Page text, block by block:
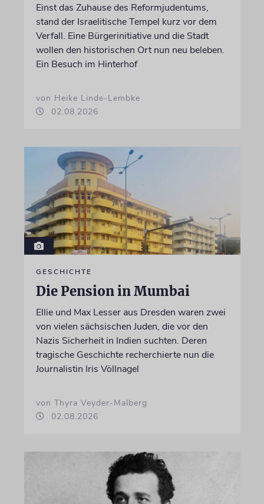
Einst das Zuhause des Reformjudentums,
stand der Israelitische Tempel kurz vor dem
Verfall. Eine Bürgerinitiative und die Stadt
wollen den historischen Ort nun neu beleben.
Ein Besuch im Hinterhof
von Heike Linde-Lembke
02.08.2026
GESCHICHTE
Die Pension in Mumbai
Ellie und Max Lesser aus Dresden waren zwei
von vielen sächsischen Juden, die vor den
Nazis Sicherheit in Indien suchten. Deren
tragische Geschichte recherchierte nun die
Journalistin Iris Völlnagel
von Thyra Veyder-Malberg
02.08.2026